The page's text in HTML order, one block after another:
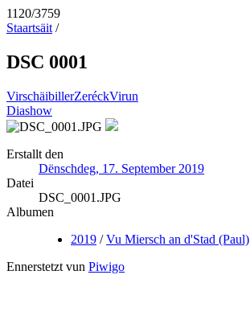
1120/3759
Staartsäit /
DSC 0001
VirschäibillerZeréckVirun
Diashow
Erstallt den
Dënschdeg, 17. September 2019
Datei
DSC_0001.JPG
Albumen
2019 /Vu Miersch an d'Stad (Paul)
Ennerstetzt vun Piwigo